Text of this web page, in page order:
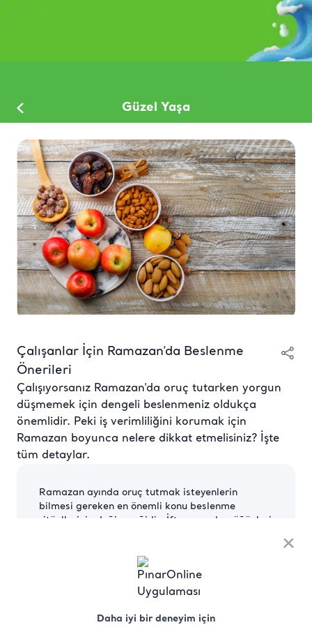
×
Daha iyi bir deneyim için
Güzel Yaşa
Çalışanlar İçin Ramazan’da Beslenme
Önerileri
Çalışıyorsanız Ramazan'da oruç tutarken yorgun
düşmemek için dengeli beslenmeniz oldukça
önemlidir. Peki iş verimliliğini korumak için
Ramazan boyunca nelere dikkat etmelisiniz? İşte
tüm detaylar.
Ramazan ayında oruç tutmak isteyenlerin
bilmesi gereken en önemli konu beslenme
ritüellerinin değişeceğidir. İftar ve sahur öğünleri
sağlıklı ve dinç kalmak önemlidir.
Modern hayatın karmaşasında özellikle büyük
şehir atmosferinde günlük enerjiyi dengelemek
gerekir. Oruç tutarken yorgun düşmemek veya